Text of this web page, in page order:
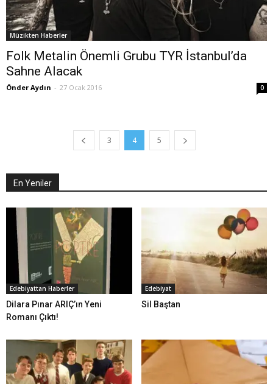
Müzikten Haberler
Folk Metalin Önemli Grubu TYR İstanbul’da
Sahne Alacak
Önder Aydın - 27 Ocak 2016 0
3 4 5
En Yeniler
Edebiyattan Haberler
Dilara Pınar ARIÇ’ın Yeni
Romanı Çıktı!
Edebiyat
Sil Baştan